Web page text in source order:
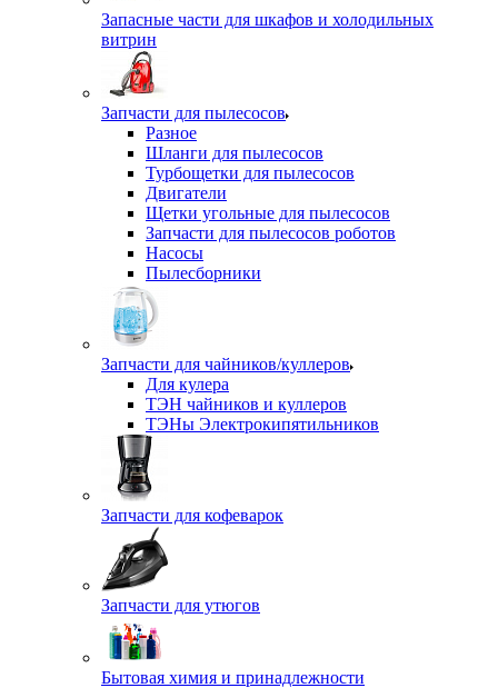
Запасные части для шкафов и холодильных
витрин
Запчасти для пылесосов
Разное
Шланги для пылесосов
Турбощетки для пылесосов
Двигатели
Щетки угольные для пылесосов
Запчасти для пылесосов роботов
Насосы
Пылесборники
Запчасти для чайников/куллеров
Для кулера
ТЭН чайников и куллеров
ТЭНы Электрокипятильников
Запчасти для кофеварок
Запчасти для утюгов
Бытовая химия и принадлежности